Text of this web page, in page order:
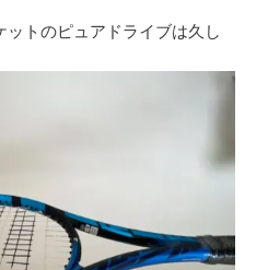
トのピュアドライブは久し